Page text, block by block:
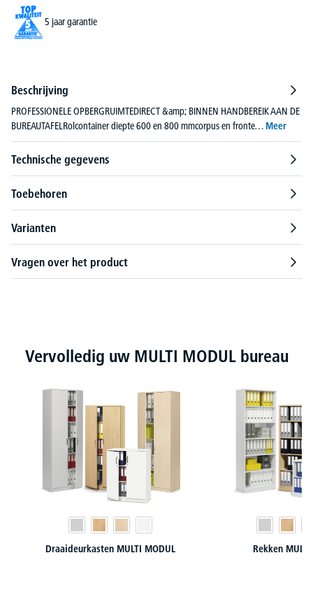
5 jaar garantie
Beschrijving
PROFESSIONELE OPBERGRUIMTEDIRECT &amp; BINNEN HANDBEREIK AAN DE
BUREAUTAFELRolcontainer diepte 600 en 800 mmcorpus en fronte… Meer
Technische gegevens
Toebehoren
Varianten
Vragen over het product
Productgalerij overslaan
Vervolledig uw MULTI MODUL bureau
Draaideurkasten MULTI MODUL Rekken